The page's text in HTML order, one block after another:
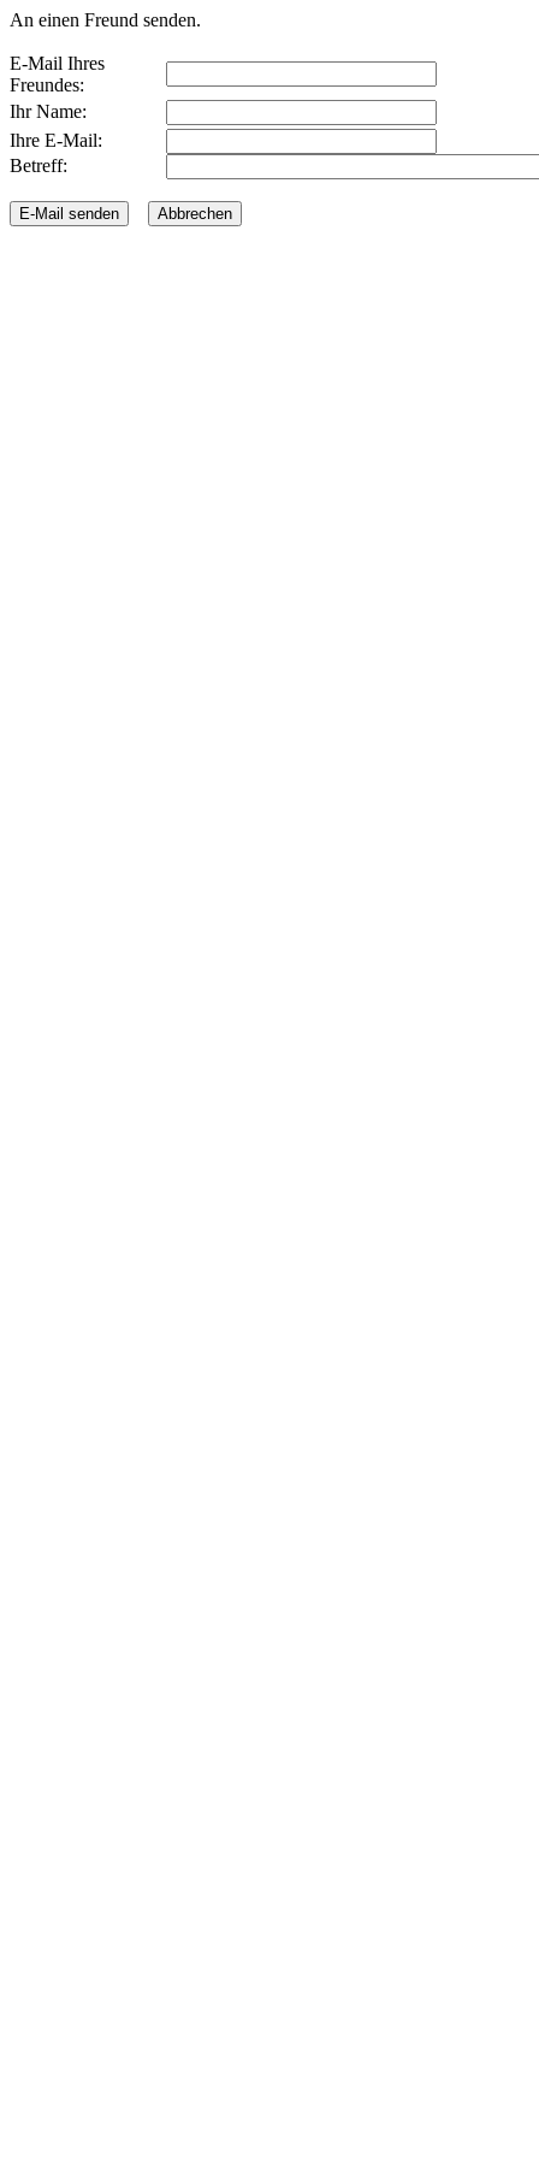
An einen Freund senden.
E-Mail Ihres
Freundes:
Ihr Name:
Ihre E-Mail:
Betreff: